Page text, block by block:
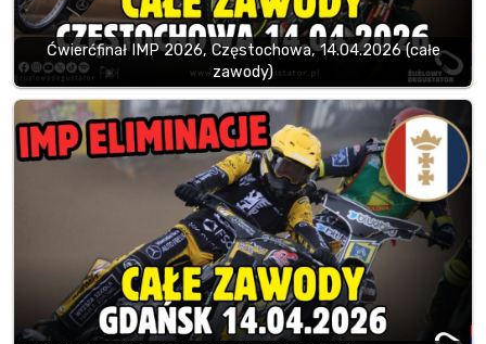
Ćwierćfinał IMP 2026, Częstochowa, 14.04.2026 (całe
zawody)